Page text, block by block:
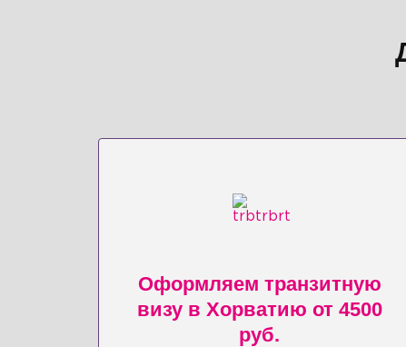
Оформляем транзитную
визу в Хорватию от 4500
руб.